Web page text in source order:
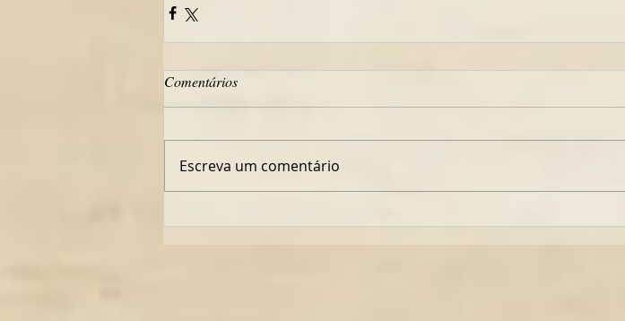
Comentários
Escreva um comentário